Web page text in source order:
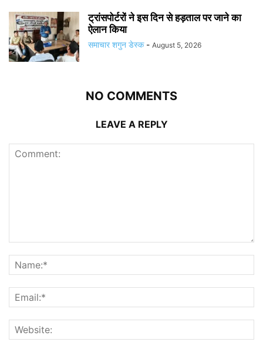
ट्रांसपोर्टरों ने इस दिन से हड़ताल पर जाने का
ऐलान किया
समाचार शगुन डेस्क - August 5, 2026
NO COMMENTS
LEAVE A REPLY